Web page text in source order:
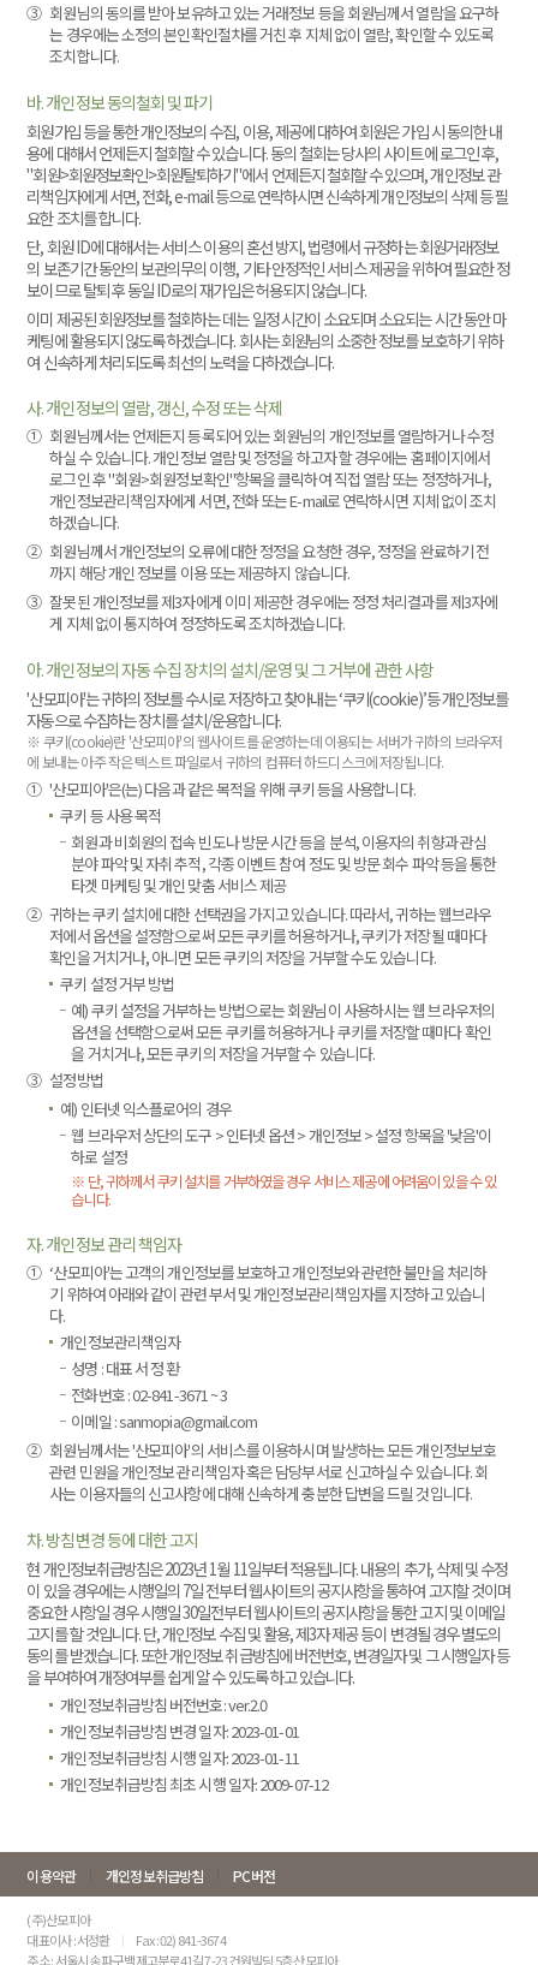
③ 회원님의 동의를 받아 보유하고 있는 거래정보 등을 회원님께서 열람을 요구하
는 경우에는 소정의 본인확인절차를 거친 후 지체 없이 열람, 확인할 수 있도록
조치합니다.
바. 개인정보 동의철회 및 파기
회원가입 등을 통한 개인정보의 수집, 이용, 제공에 대하여 회원은 가입 시 동의한 내
용에 대해서 언제든지 철회할 수 있습니다. 동의 철회는 당사의 사이트에 로그인 후,
"회원>회원정보확인>회원탈퇴하기"에서 언제든지 철회할 수 있으며, 개인정보 관
리책임자에게 서면, 전화, e-mail 등으로 연락하시면 신속하게 개인정보의 삭제 등 필
요한 조치를 합니다.
단, 회원 ID에 대해서는 서비스 이용의 혼선 방지, 법령에서 규정하는 회원거래정보
의 보존기간 동안의 보관의무의 이행, 기타 안정적인 서비스 제공을 위하여 필요한 정
보이므로 탈퇴 후 동일 ID로의 재가입은 허용되지 않습니다.
이미 제공된 회원정보를 철회하는 데는 일정 시간이 소요되며 소요되는 시간 동안 마
케팅에 활용되지 않도록 하겠습니다. 회사는 회원님의 소중한 정보를 보호하기 위하
여 신속하게 처리되도록 최선의 노력을 다하겠습니다.
사. 개인정보의 열람, 갱신, 수정 또는 삭제
① 회원님께서는 언제든지 등록되어 있는 회원님의 개인정보를 열람하거나 수정
하실 수 있습니다. 개인정보 열람 및 정정을 하고자 할 경우에는 홈페이지에서
로그인 후 "회원>회원정보확인"항목을 클릭하여 직접 열람 또는 정정하거나,
개인정보관리책임자에게 서면, 전화 또는 E-mail로 연락하시면 지체 없이 조치
하겠습니다.
② 회원님께서 개인정보의 오류에 대한 정정을 요청한 경우, 정정을 완료하기 전
까지 해당 개인 정보를 이용 또는 제공하지 않습니다.
③ 잘못된 개인정보를 제3자에게 이미 제공한 경우에는 정정 처리결과를 제3자에
게 지체 없이 통지하여 정정하도록 조치하겠습니다.
아. 개인정보의 자동 수집 장치의 설치/운영 및 그 거부에 관한 사항
'산모피아'는 귀하의 정보를 수시로 저장하고 찾아내는 ‘쿠키(cookie)’등 개인정보를
자동으로 수집하는 장치를 설치/운용합니다.
※ 쿠키(cookie)란 '산모피아'의 웹사이트를 운영하는데 이용되는 서버가 귀하의 브라우저
에 보내는 아주 작은 텍스트 파일로서 귀하의 컴퓨터 하드디스크에 저장됩니다.
① '산모피아'은(는) 다음과 같은 목적을 위해 쿠키 등을 사용합니다.
쿠키 등 사용 목적
회원과 비회원의 접속 빈도나 방문 시간 등을 분석, 이용자의 취향과 관심
분야 파악 및 자취 추적, 각종 이벤트 참여 정도 및 방문 회수 파악 등을 통한
타겟 마케팅 및 개인 맞춤 서비스 제공
② 귀하는 쿠키 설치에 대한 선택권을 가지고 있습니다. 따라서, 귀하는 웹브라우
저에서 옵션을 설정함으로써 모든 쿠키를 허용하거나, 쿠키가 저장될 때마다
확인을 거치거나, 아니면 모든 쿠키의 저장을 거부할 수도 있습니다.
쿠키 설정 거부 방법
예) 쿠키 설정을 거부하는 방법으로는 회원님이 사용하시는 웹 브라우저의
옵션을 선택함으로써 모든 쿠키를 허용하거나 쿠키를 저장할 때마다 확인
을 거치거나, 모든 쿠키의 저장을 거부할 수 있습니다.
③ 설정방법
예) 인터넷 익스플로어의 경우
웹 브라우저 상단의 도구 > 인터넷 옵션 > 개인정보 > 설정 항목을 '낮음'이
하로 설정
※ 단, 귀하께서 쿠키 설치를 거부하였을 경우 서비스 제공에 어려움이 있을 수 있
습니다.
자. 개인정보 관리 책임자
① ‘산모피아'는 고객의 개인정보를 보호하고 개인정보와 관련한 불만을 처리하
기 위하여 아래와 같이 관련 부서 및 개인정보관리책임자를 지정하고 있습니
다.
개인정보관리책임자
성명 : 대표 서 정 환
전화번호 : 02-841-3671 ~ 3
이메일 : sanmopia@gmail.com
② 회원님께서는 '산모피아'의 서비스를 이용하시며 발생하는 모든 개인정보보호
관련 민원을 개인정보 관리책임자 혹은 담당부서로 신고하실 수 있습니다. 회
사는 이용자들의 신고사항에 대해 신속하게 충분한 답변을 드릴 것입니다.
차. 방침변경 등에 대한 고지
현 개인정보취급방침은 2023년 1월 11일부터 적용됩니다. 내용의 추가, 삭제 및 수정
이 있을 경우에는 시행일의 7일 전부터 웹사이트의 공지사항을 통하여 고지할 것이며
중요한 사항일 경우 시행일 30일전부터 웹사이트의 공지사항을 통한 고지 및 이메일
고지를 할 것입니다. 단, 개인정보 수집 및 활용, 제3자 제공 등이 변경될 경우 별도의
동의를 받겠습니다. 또한 개인정보 취급방침에 버전번호, 변경일자 및 그 시행일자 등
을 부여하여 개정여부를 쉽게 알 수 있도록 하고 있습니다.
개인정보취급방침 버전번호: ver.2.0
개인정보취급방침 변경 일자: 2023-01-01
개인정보취급방침 시행 일자: 2023-01-11
개인정보취급방침 최초 시행 일자: 2009-07-12
이용약관 개인정보취급방침 PC버전
(주)산모피아
대표이사 : 서정환
Fax : 02) 841-3674
주소 : 서울시 송파구 백제고분로41길 7-23 건원빌딩 5층 산모피아